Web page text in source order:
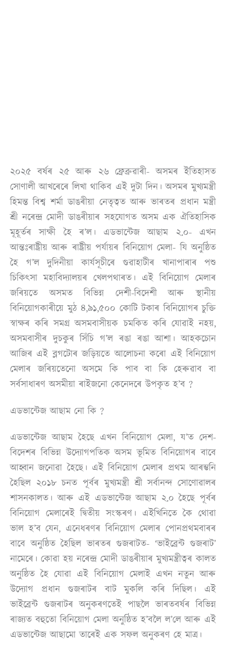
২০২৫ বৰ্ষৰ ২৫ আৰু ২৬ ফ্ৰেব্ৰুৱাৰী- অসমৰ ইতিহাসত
সোণালী আখৰেৰে লিখা থাকিব এই দুটা দিন। অসমৰ মুখ্যমন্ত্ৰী
হিমন্ত বিশ্ব শৰ্মা ডাঙৰীয়া নেতৃত্বত আৰু ভাৰতৰ প্ৰধান মন্ত্ৰী
শ্ৰী নৰেন্দ্ৰ মোদী ডাঙৰীয়াৰ সহযোগত অসম এক ঐতিহাসিক
মূহূৰ্তৰ সাক্ষী হৈ ৰ’ল। এডভান্টেজ আছাম ২.০- এখন
আন্তঃৰাষ্ট্ৰীয় আৰু ৰাষ্ট্ৰীয় পৰ্যায়ৰ বিনিয়োগ মেলা- যি অনুষ্ঠিত
হৈ গ’ল দুদিনীয়া কাৰ্যসূচীৰে গুৱাহাটীৰ খানাপাৰাৰ পশু
চিকিৎসা মহাবিদ্যালয়ৰ খেলপথাৰত। এই বিনিয়োগ মেলাৰ
জৰিয়তে অসমত বিভিন্ন দেশী-বিদেশী আৰু স্থানীয়
বিনিয়োগকাৰীয়ে মুঠ ৪,৯১,৫০০ কোটি টকাৰ বিনিয়োগৰ চুক্তি
স্বাক্ষৰ কৰি সমগ্ৰ অসমবাসীয়ক চমকিত কৰি যোৱাই নহয়,
অসমবাসীৰ দুচকুৰ সিঁচি গ’ল ৰঙা ৰঙা আশা। আহকচোন
আজিৰ এই ব্লগটোৰ জড়িয়তে আলোচনা কৰো এই বিনিয়োগ
মেলাৰ জৰিয়তেনো অসমে কি পাব বা কি হেৰুৱাব বা
সৰ্বসাধাৰণ অসমীয়া ৰাইজনো কেনেদৰে উপকৃত হ’ব ?
এডভান্টেজ আছাম নো কি ?
এডভান্টেজ আছাম হৈছে এখন বিনিয়োগ মেলা, য’ত দেশ-
বিদেশৰ বিভিন্ন উদ্যোগপতিক অসম ভূমিত বিনিয়োগৰ বাবে
আহ্বান জনোৱা হৈছে। এই বিনিয়োগ মেলাৰ প্ৰথম আৰম্ভনি
হৈছিল ২০১৮ চনত পূৰ্বৰ মুখ্যমন্ত্ৰী শ‌্ৰী সৰ্বানন্দ সোণোৱালৰ
শাসনকালত। আৰু এই এডভান্টেজ আছাম ২.০ হৈছে পূৰ্বৰ
বিনিয়োগ মেলাৰেই দ্বিতীয় সংস্কৰণ। এইখিনিতে কৈ থোৱা
ভাল হ’ব যেন, এনেধৰণৰ বিনিয়োগ মেলাৰ পোনপ্ৰথমবাৰৰ
বাবে অনুষ্ঠিত হৈছিল ভাৰতৰ গুজৰাটত- ‘ভাইব্ৰেন্ট গুজৰাট’
নামেৰে। কোৱা হয় নৰেন্দ্ৰ মোদী ডাঙৰীয়াৰ মুখ্যমন্ত্ৰীত্বৰ কালত
অনুষ্ঠিত হৈ যোৱা এই বিনিয়োগ মেলাই এখন নতুন আৰু
উদ্যোগ প্ৰধান গুজৰাটৰ বাট মুকলি কৰি দিছিল। এই
ভাইব্ৰেন্ট গুজৰাটৰ অনুকৰণতেই পাছলৈ ভাৰতবৰ্ষৰ বিভিন্ন
ৰাজ্যত বহুতো বিনিয়োগ মেলা অনুষ্ঠিত হ’বলৈ ল’লে আৰু এই
এডভান্টেজ আছামো তাৰেই এক সফল অনুকৰণ হে মাত্ৰ।